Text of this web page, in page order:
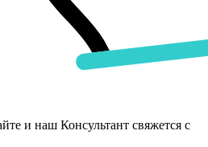
и наш Консультант свяжется с